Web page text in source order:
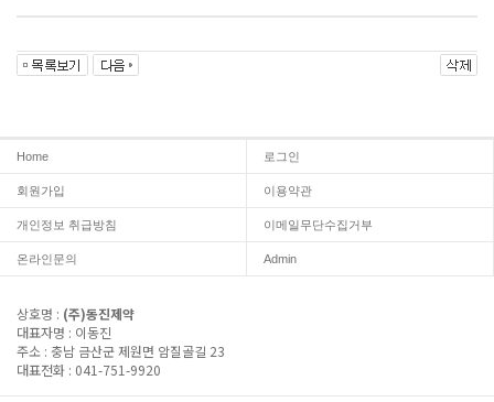
Home 로그인
회원가입 이용약관
개인정보 취급방침 이메일무단수집거부
온라인문의 Admin
상호명 : (주)동진제약
대표자명 : 이동진
주소 : 충남 금산군 제원면 암질골길 23
대표전화 : 041-751-9920